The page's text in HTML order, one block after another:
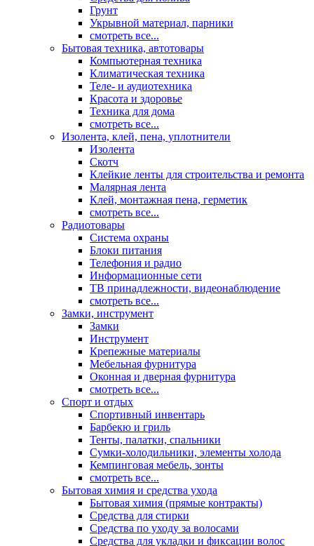
Грунт
Укрывной материал, парники
смотреть все...
Бытовая техника, автотовары
Компьютерная техника
Климатическая техника
Теле- и аудиотехника
Красота и здоровье
Техника для дома
смотреть все...
Изолента, клей, пена, уплотнители
Изолента
Скотч
Клейкие ленты для строительства и ремонта
Малярная лента
Клей, монтажная пена, герметик
смотреть все...
Радиотовары
Система охраны
Блоки питания
Телефония и радио
Информационные сети
ТВ принадлежности, видеонаблюдение
смотреть все...
Замки, инструмент
Замки
Инструмент
Крепежные материалы
Мебельная фурнитура
Оконная и дверная фурнитура
смотреть все...
Спорт и отдых
Спортивный инвентарь
Барбекю и гриль
Тенты, палатки, спальники
Сумки-холодильники, элементы холода
Кемпинговая мебель, зонты
смотреть все...
Бытовая химия и средства ухода
Бытовая химия (прямые контракты)
Средства для стирки
Средства по уходу за волосами
Средства для укладки и фиксации волос